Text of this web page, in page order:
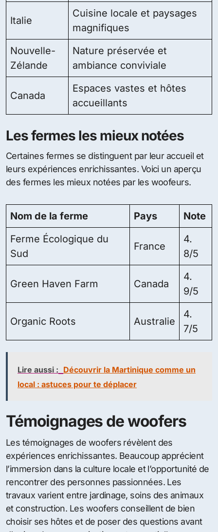
Italie
Cuisine locale et paysages
magnifiques
Nouvelle-
Zélande
Nature préservée et
ambiance conviviale
Canada
Espaces vastes et hôtes
accueillants
Les fermes les mieux notées
Certaines fermes se distinguent par leur accueil et
leurs expériences enrichissantes. Voici un aperçu
des fermes les mieux notées par les woofeurs.
Nom de la ferme Pays
Note
Ferme Écologique du
Sud
France
4.
8/5
Green Haven Farm Canada
4.
9/5
Organic Roots Australie
4.
7/5
Lire aussi : Découvrir la Martinique comme un
local : astuces pour te déplacer
Témoignages de woofers
Les témoignages de woofers révèlent des
expériences enrichissantes. Beaucoup apprécient
l’immersion dans la culture locale et l’opportunité de
rencontrer des personnes passionnées. Les
travaux varient entre jardinage, soins des animaux
et construction. Les woofers conseillent de bien
choisir ses hôtes et de poser des questions avant